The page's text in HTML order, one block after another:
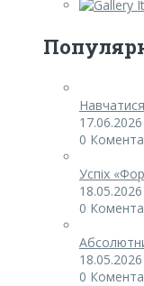
17.06.2026
0
Успіх
18.05.2026
0
18.05.2026
0